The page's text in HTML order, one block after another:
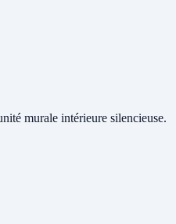
murale intérieure silencieuse.